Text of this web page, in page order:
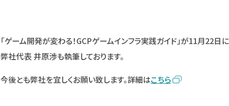
「ゲーム開発が変わる！GCPゲームインフラ実践ガイド」が11月22日
弊社代表 井原渉も執筆しております。
今後とも弊社を宜しくお願い致します。詳細はこちら